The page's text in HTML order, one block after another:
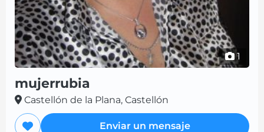
1
mujerrubia
Castellón de la Plana, Castellón
Enviar un mensaje